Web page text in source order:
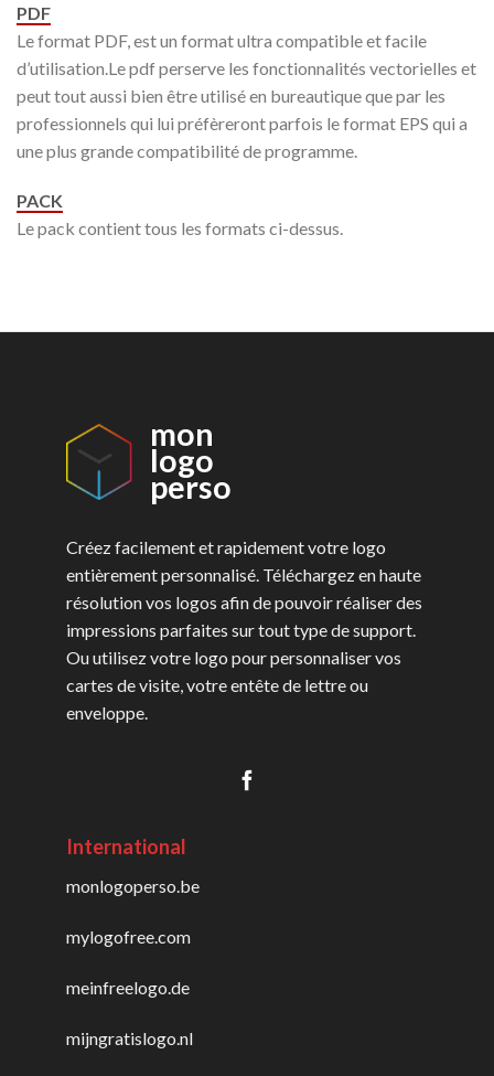
PDF
Le format PDF, est un format ultra compatible et facile
d’utilisation.Le pdf perserve les fonctionnalités vectorielles et
peut tout aussi bien être utilisé en bureautique que par les
professionnels qui lui préfèreront parfois le format EPS qui a
une plus grande compatibilité de programme.
PACK
Le pack contient tous les formats ci-dessus.
mon
logo
perso
Créez facilement et rapidement votre logo
entièrement personnalisé. Téléchargez en haute
résolution vos logos afin de pouvoir réaliser des
impressions parfaites sur tout type de support.
Ou utilisez votre logo pour personnaliser vos
cartes de visite, votre entête de lettre ou
enveloppe.
International
monlogoperso.be
mylogofree.com
meinfreelogo.de
mijngratislogo.nl